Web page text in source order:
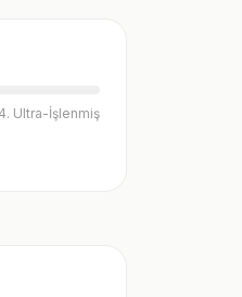
4. Ultra-İşlenmiş